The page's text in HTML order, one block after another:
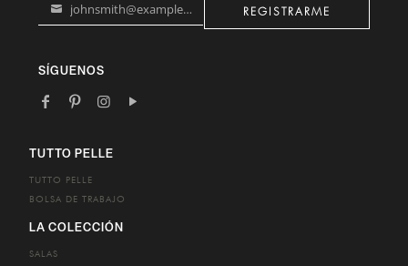
Your
johnsmith@example.com REGISTRARME
SÍGUENOS
TUTTO PELLE
TUTTO PELLE
BOLSA DE TRABAJO
LA COLECCIÓN
SALAS